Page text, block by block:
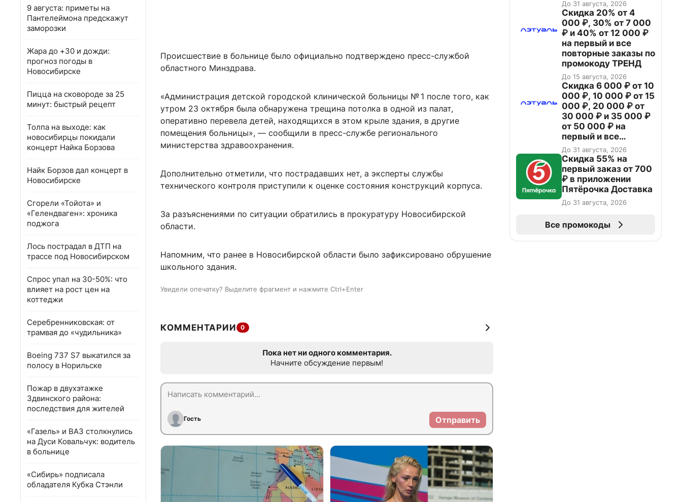
9 августа: приметы на
Пантелеймона предскажут
заморозки
Жара до +30 и дожди:
прогноз погоды в
Новосибирске
Пицца на сковороде за 25
минут: быстрый рецепт
Толпа на выходе: как
новосибирцы покидали
концерт Найка Борзова
Найк Борзов дал концерт в
Новосибирске
Сгорели «Тойота» и
«Гелендваген»: хроника
поджога
Лось пострадал в ДТП на
трассе под Новосибирском
Спрос упал на 30-50%: что
влияет на рост цен на
коттеджи
Серебренниковская: от
трамвая до «чудильника»
Boeing 737 S7 выкатился за
полосу в Норильске
Пожар в двухэтажке
Здвинского района:
последствия для жителей
«Газель» и ВАЗ столкнулись
на Дуси Ковальчук: водитель
в больнице
«Сибирь» подписала
обладателя Кубка Стэнли
Происшествие в больнице было официально подтверждено пресс-службой
областного Минздрава.
«Администрация детской городской клинической больницы № 1 после того, как
утром 23 октября была обнаружена трещина потолка в одной из палат,
оперативно перевела детей, находящихся в этом крыле здания, в другие
помещения больницы», — сообщили в пресс-службе регионального
министерства здравоохранения.
Дополнительно отметили, что пострадавших нет, а эксперты службы
технического контроля приступили к оценке состояния конструкций корпуса.
За разъяснениями по ситуации обратились в прокуратуру Новосибирской
области.
Напомним, что ранее в Новосибирской области было зафиксировано обрушение
школьного здания.
Увидели опечатку? Выделите фрагмент и нажмите Ctrl+Enter
КОММЕНТАРИИ 0
Пока нет ни одного комментария.
Начните обсуждение первым!
Гость Отправить
До 31 августа, 2026
Скидка 20% от 4
000 ₽, 30% от 7 000
₽ и 40% от 12 000 ₽
на первый и все
повторные заказы по
промокоду ТРЕНД
До 15 августа, 2026
Скидка 6 000 ₽ от 10
000 ₽, 10 000 ₽ от 15
000 ₽, 20 000 ₽ от
30 000 ₽ и 35 000 ₽
от 50 000 ₽ на
первый и все
повторные заказы по
промокоду НАБЕРИ
До 31 августа, 2026
Скидка 55% на
первый заказ от 700
₽ в приложении
Пятёрочка Доставка
До 31 августа, 2026
Все промокоды